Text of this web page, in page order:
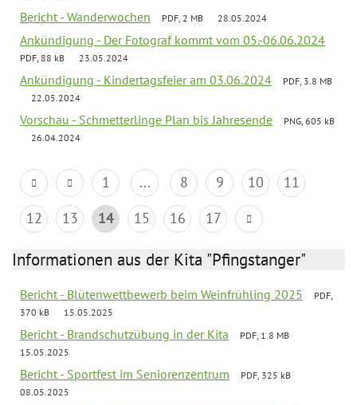
Bericht - Wanderwochen PDF, 2 MB 28.05.2024
Ankündigung - Der Fotograf kommt vom 05.-06.06.2024
PDF, 88 kB 23.05.2024
Ankündigung - Kindertagsfeier am 03.06.2024
PDF, 3.8 MB
22.05.2024
Vorschau - Schmetterlinge Plan bis Jahresende
PNG, 605 kB
26.04.2024
1 ... 8 9 10
11
12
13 14 15 16 17
Informationen aus der Kita "Pfingstanger"
Bericht - Blütenwettbewerb beim Weinfrühling 2025
PDF,
370 kB
15.05.2025
Bericht - Brandschutzübung in der Kita
PDF, 1.8 MB
15.05.2025
Bericht - Sportfest im Seniorenzentrum
PDF, 325 kB
08.05.2025